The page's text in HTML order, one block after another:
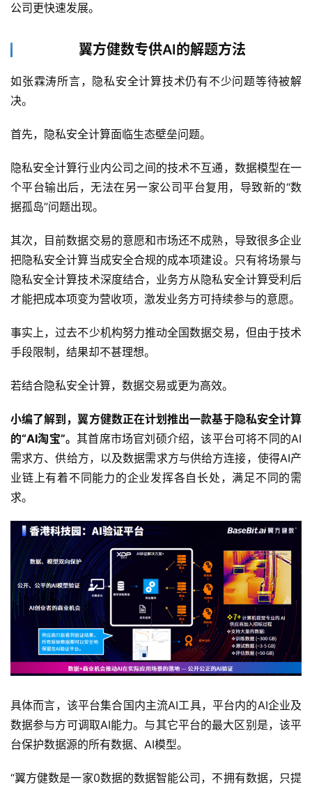
市
多
容
公司更快速发展。
翼方健数专供AI的解题方法
如张霖涛所言，隐私安全计算技术仍有不少问题等待被解
决。
首先，隐私安全计算面临生态壁垒问题。
隐私安全计算行业内公司之间的技术不互通，数据模型在一
个平台输出后，无法在另一家公司平台复用，导致新的“数
据孤岛”问题出现。
其次，目前数据交易的意愿和市场还不成熟，导致很多企业
把隐私安全计算当成安全合规的成本项建设。只有将场景与
隐私安全计算技术深度结合，业务方从隐私安全计算受利后
才能把成本项变为营收项，激发业务方可持续参与的意愿。
事实上，过去不少机构努力推动全国数据交易，但由于技术
手段限制，结果却不甚理想。
若结合隐私安全计算，数据交易或更为高效。
小编了解到，翼方健数正在计划推出一款基于隐私安全计算
的“AI淘宝”。其首席市场官刘硕介绍，该平台可将不同的AI
需求方、供给方，以及数据需求方与供给方连接，使得AI产
业链上有着不同能力的企业发挥各自长处，满足不同的需
求。
具体而言，该平台集合国内主流AI工具，平台内的AI企业及
数据参与方可调取AI能力。与其它平台的最大区别是，该平
台保护数据源的所有数据、AI模型。
“翼方健数是一家0数据的数据智能公司，不拥有数据，只提